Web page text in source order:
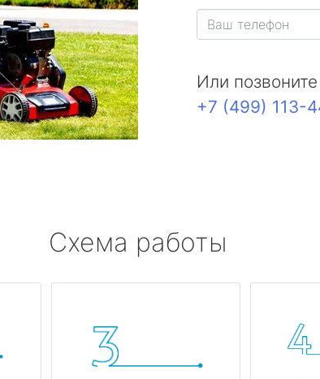
Или
+7 (499) 113-
Схема работы